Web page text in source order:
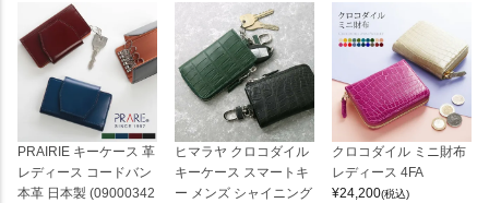
PRAIRIE キーケース 革
レディース コードバン
本革 日本製 (09000342
ヒマラヤ クロコダイル
キーケース スマートキ
ー メンズ シャイニング
クロコダイル ミニ財布
レディース 4FA
¥24,200(税込)